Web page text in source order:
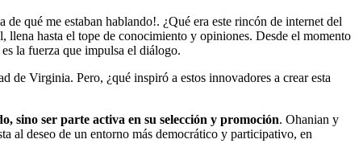
qué me estaban hablando!. ¿Qué era este rincón de internet del
llena hasta el tope de conocimiento y opiniones. Desde el momento
la fuerza que impulsa el diálogo.
de Virginia. Pero, ¿qué inspiró a estos innovadores a crear esta
sino ser parte activa en su selección y promoción. Ohanian y
al deseo de un entorno más democrático y participativo, en